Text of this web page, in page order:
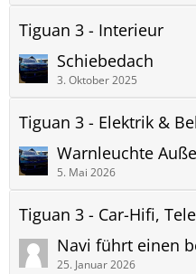
Tiguan 3 - Interieur
Schiebedach
3. Oktober 2025
Tiguan 3 - Elektrik &
Warnleuchte
5. Mai 2026
Tiguan 3 - Car-Hifi,
25. Januar 2026